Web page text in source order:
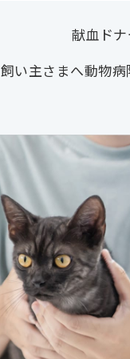
献血ドナ
飼い主さまへ動物